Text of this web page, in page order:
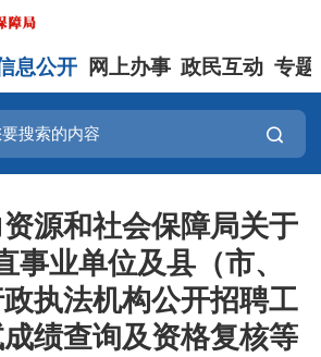
息公开 网上办事 政民互动 专题
源和社会保障局关于
事业单位及县（市、
执法机构公开招聘工
绩查询及资格复核等